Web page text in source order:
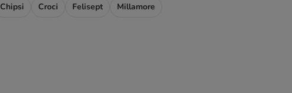
Chipsi Croci Felisept Millamore